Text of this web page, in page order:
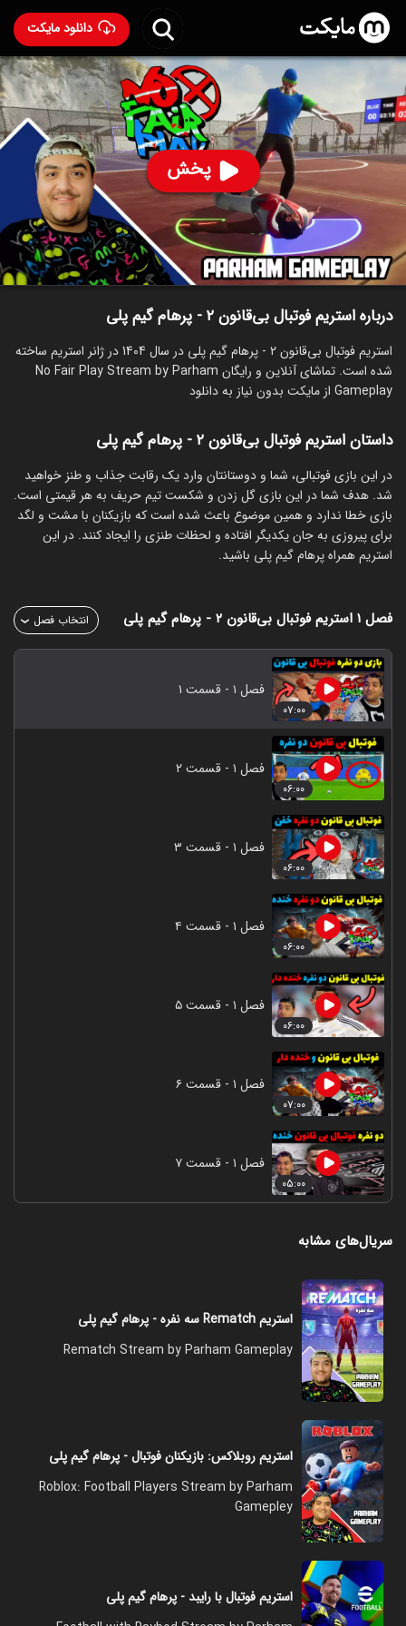
دانلود مایکت
پخش
استریم فوتبال بی‌قانون ۲ - پرهام گیم پلی ساخت 1404
۹۷ 96% پرهام گیم پلی
ساخت ایران سال 1404
رده سنی ۱۳+
استریم
توضیحات قسمت‌ها سریال‌های مشابه
درباره استریم فوتبال بی‌قانون ۲ - پرهام گیم پلی
استریم فوتبال بی‌قانون ۲ - پرهام گیم پلی در سال 1404 در ژانر استریم ساخته
شده است. تماشای آنلاین و رایگان No Fair Play Stream by Parham
Gameplay از مایکت بدون نیاز به دانلود
داستان استریم فوتبال بی‌قانون ۲ - پرهام گیم پلی
‏در این بازی فوتبالی، شما و دوستانتان وارد یک رقابت جذاب و طنز خواهید
شد. هدف شما در این بازی گل زدن و شکست تیم حریف به هر قیمتی است.
بازی خطا ندارد و همین موضوع باعث شده است که بازیکنان با مشت و لگد
برای پیروزی به جان یکدیگر افتاده و لحظات طنزی را ایجاد کنند. در این
استریم همراه پرهام گیم پلی باشید.
فصل ۱ استریم فوتبال بی‌قانون ۲ - پرهام گیم پلی انتخاب فصل
۰۷:۰۰
فصل ۱ - قسمت ۱
۰۶:۰۰
فصل ۱ - قسمت ۲
۰۶:۰۰
فصل ۱ - قسمت ۳
۰۶:۰۰
فصل ۱ - قسمت ۴
۰۶:۰۰
فصل ۱ - قسمت ۵
۰۷:۰۰
فصل ۱ - قسمت ۶
۰۵:۰۰
فصل ۱ - قسمت ۷
سریال‌های مشابه
استریم Rematch سه نفره - پرهام گیم پلی
Rematch Stream by Parham Gameplay
استریم روبلاکس: بازیکنان فوتبال - پرهام گیم پلی
Roblox: Football Players Stream by Parham
Gamepley
استریم فوتبال با رایبد - پرهام گیم پلی